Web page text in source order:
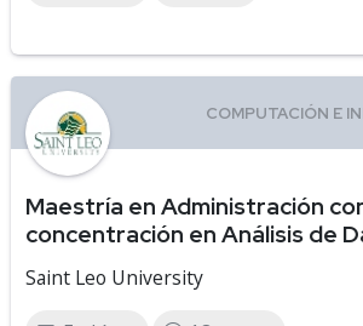
Maestría en Administración
concentración en Análisis de
Saint Leo University